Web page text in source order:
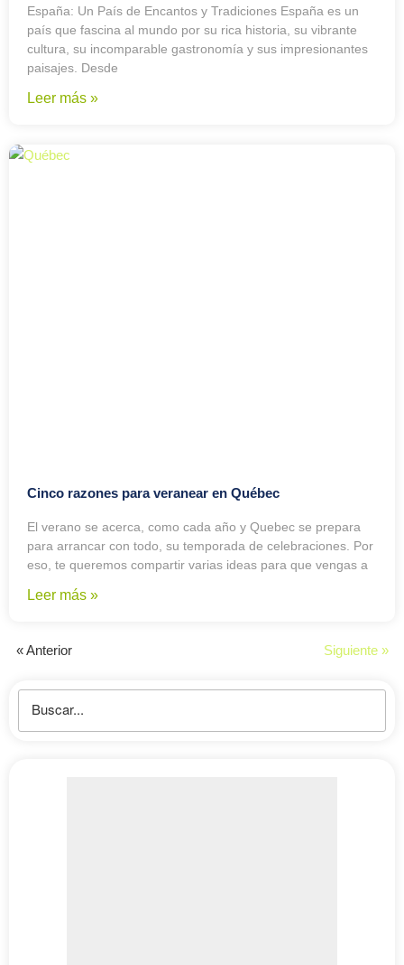
España: Un País de Encantos y Tradiciones España es un
país que fascina al mundo por su rica historia, su vibrante
cultura, su incomparable gastronomía y sus impresionantes
paisajes. Desde
Leer más »
Cinco razones para veranear en Québec
El verano se acerca, como cada año y Quebec se prepara
para arrancar con todo, su temporada de celebraciones. Por
eso, te queremos compartir varias ideas para que vengas a
Leer más »
« Anterior Siguiente »